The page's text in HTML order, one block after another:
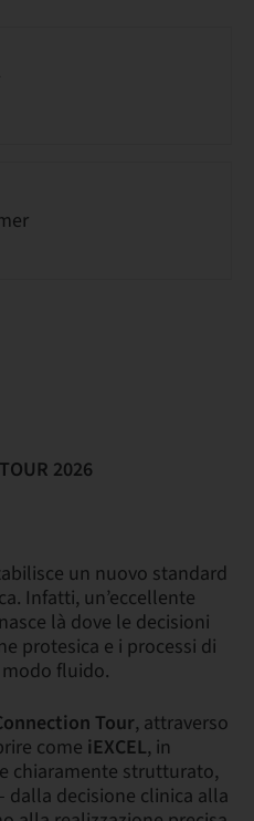
2026
un nuovo standard
Infatti, un’eccellente
là dove le decisioni
protesica e i processi di
fluido.
Tour, attraverso
come iEXCEL, in
chiaramente strutturato,
decisione clinica alla